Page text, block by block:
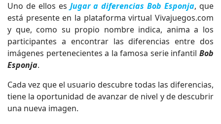
Uno de ellos esJugar a diferencias Bob Esponja, que
está presente en la plataforma virtual Vivajuegos.com
y que, como su propio nombre indica, anima a los
participantes a encontrar las diferencias entre dos
imágenes pertenecientes a la famosa serie infantil Bob
Esponja.
Cada vez que el usuario descubre todas las diferencias,
tiene la oportunidad de avanzar de nivel y de descubrir
una nueva imagen.